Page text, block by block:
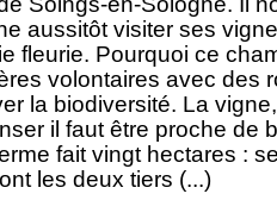
aussitôt visiter ses
fleurie. Pourquoi ce
volontaires avec des
la biodiversité. La
il faut être proche de
fait vingt hectares :
les deux tiers (...)